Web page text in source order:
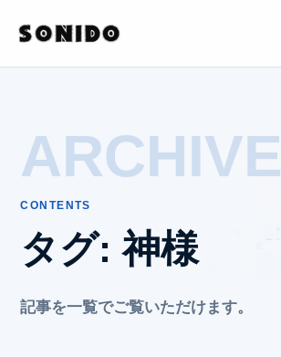
ARCHIVE
CONTENTS
タグ:神様
記事を一覧でご覧いただけます。